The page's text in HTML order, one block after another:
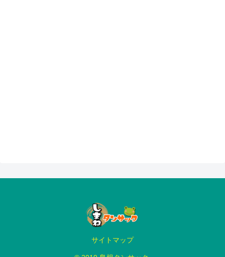
サイトマップ